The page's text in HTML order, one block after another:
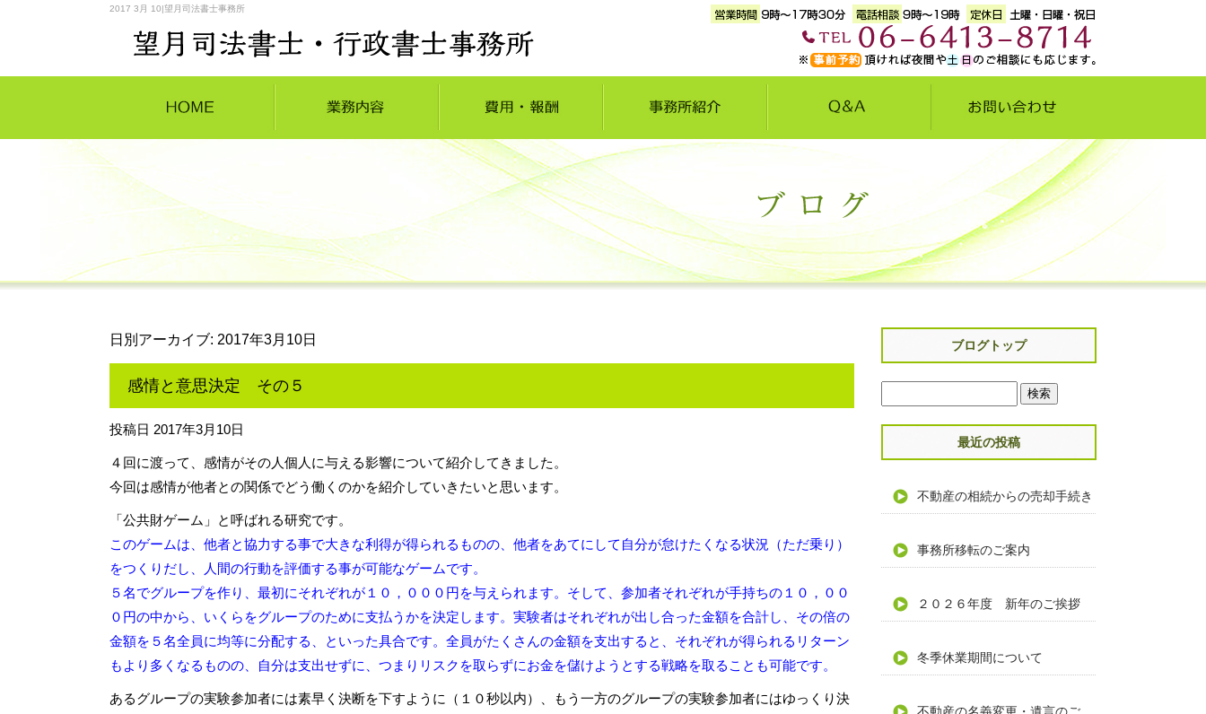
2017 3月 10|望月司法書士事務所
日別アーカイブ: 2017年3月10日
感情と意思決定 その５
投稿日 2017年3月10日
４回に渡って、感情がその人個人に与える影響について紹介してきました。
今回は感情が他者との関係でどう働くのかを紹介していきたいと思います。
「公共財ゲーム」と呼ばれる研究です。
このゲームは、他者と協力する事で大きな利得が得られるものの、他者をあてにして自分が怠けたくなる状況（ただ乗り）
をつくりだし、人間の行動を評価する事が可能なゲームです。
５名でグループを作り、最初にそれぞれが１０，０００円を与えられます。そして、参加者それぞれが手持ちの１０，００
０円の中から、いくらをグループのために支払うかを決定します。実験者はそれぞれが出し合った金額を合計し、その倍の
金額を５名全員に均等に分配する、といった具合です。全員がたくさんの金額を支出すると、それぞれが得られるリターン
もより多くなるものの、自分は支出せずに、つまりリスクを取らずにお金を儲けようとする戦略を取ることも可能です。
あるグループの実験参加者には素早く決断を下すように（１０秒以内）、もう一方のグループの実験参加者にはゆっくり決
ブログトップ
最近の投稿
不動産の相続からの売却手続き
事務所移転のご案内
２０２６年度 新年のご挨拶
冬季休業期間について